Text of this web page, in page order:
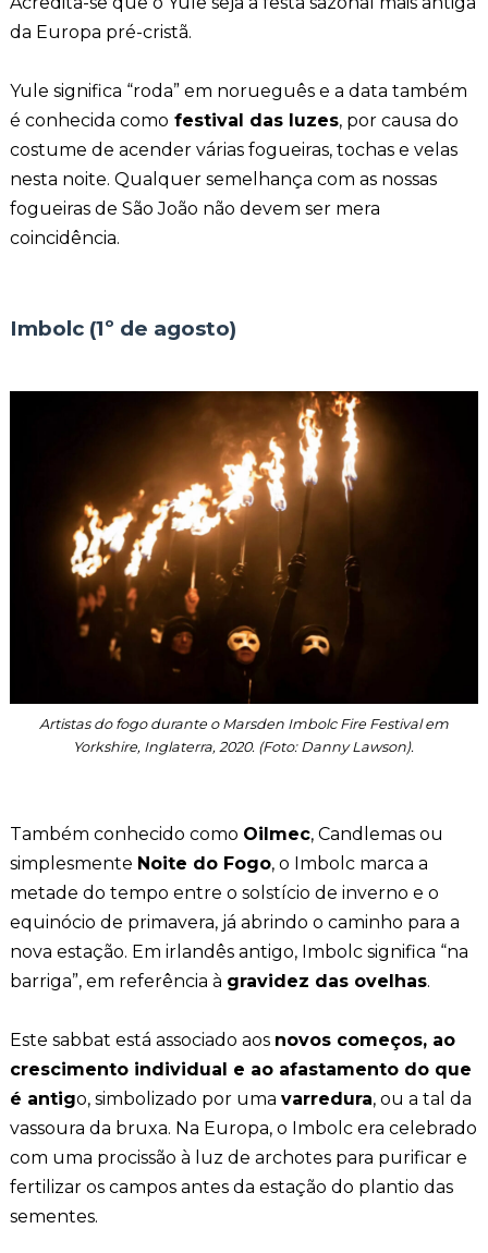
da Europa pré-cristã.
Yule significa “roda” em norueguês e a data também
é conhecida como festival das luzes, por causa do
costume de acender várias fogueiras, tochas e velas
nesta noite. Qualquer semelhança com as nossas
fogueiras de São João não devem ser mera
coincidência.
Imbolc (1º de agosto)
Artistas do fogo durante o Marsden Imbolc Fire Festival em
Yorkshire, Inglaterra, 2020. (Foto: Danny Lawson).
Também conhecido como Oilmec, Candlemas ou
simplesmente Noite do Fogo, o Imbolc marca a
metade do tempo entre o solstício de inverno e o
equinócio de primavera, já abrindo o caminho para a
nova estação. Em irlandês antigo, Imbolc significa “na
barriga”, em referência à gravidez das ovelhas.
Este sabbat está associado aos novos começos, ao
crescimento individual e ao afastamento do que
é antigo, simbolizado por uma varredura, ou a tal da
vassoura da bruxa. Na Europa, o Imbolc era celebrado
com uma procissão à luz de archotes para purificar e
fertilizar os campos antes da estação do plantio das
sementes.